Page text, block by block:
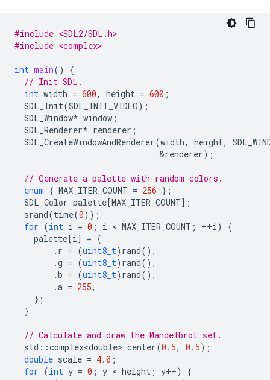
#include <SDL2/SDL.h>
#include <complex>
int main()
{
// Init SDL.
int width = 600, height = 600 ;
SDL_Init(SDL_INIT_VIDEO);
SDL_Window* window ;
SDL_Renderer* renderer ;
SDL_CreateWindowAndRenderer(width, height,
&renderer);
// Generate a palette with random colors.
enum { MAX_ITER_COUNT = 256 };
SDL_Color palette[MAX_ITER_COUNT];
srand(time(0));
for (int i = 0 ; i < MAX_ITER_COUNT ; ++i)
{
palette[i] = {
. r = (uint8_t) rand(),
.g = (uint8_t) rand(),
.b = (uint8_t) rand(),
.a = 255,
};
}
// Calculate and draw the Mandelbrot set.
std ::complex<double> center(0.5, 0.5);
double scale = 4.0 ;
for (int y = 0 ; y < height ; y++)
{